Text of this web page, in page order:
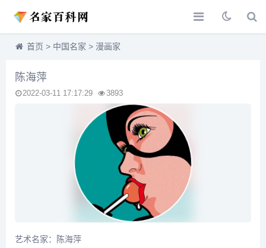
首页 > 中国名家 > 漫画家
陈海萍
2022-03-11 17:17:29 3893
艺术名家：陈海萍